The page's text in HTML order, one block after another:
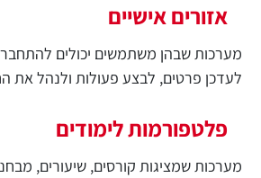
אזורים אישיים
מערכות שבהן משתמשים יכולים
לעדכן פרטים, לבצע פעולות ולנהל את
פלטפורמות לימודים
מערכות שמציגות קורסים, שיעורים,